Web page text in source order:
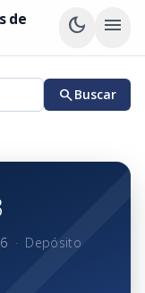
de
dark_mode menu
searchBuscar
· Depósito